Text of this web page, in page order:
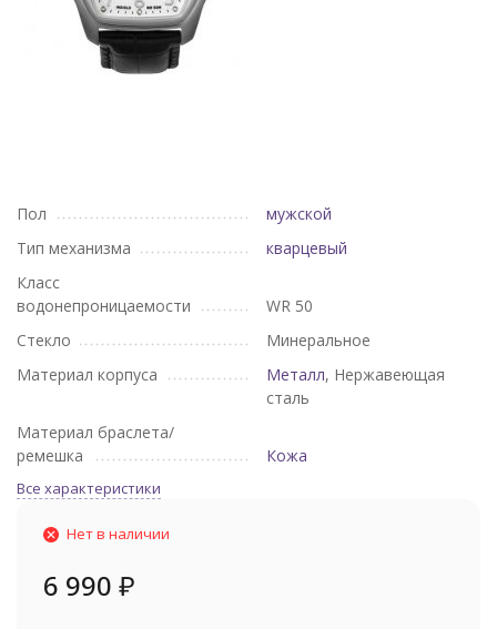
Пол
мужской
Тип механизма
кварцевый
Класс
водонепроницаемости
WR 50
Стекло
Минеральное
Материал корпуса
Металл, Нержавеющая
сталь
Материал браслета/
ремешка
Кожа
Все характеристики
Нет в наличии
6 990 ₽